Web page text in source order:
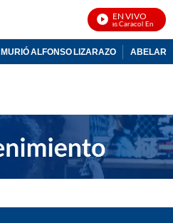
EN VIVO
Noticias Caracol En Vivo
MURIÓ ALFONSO LIZARAZO